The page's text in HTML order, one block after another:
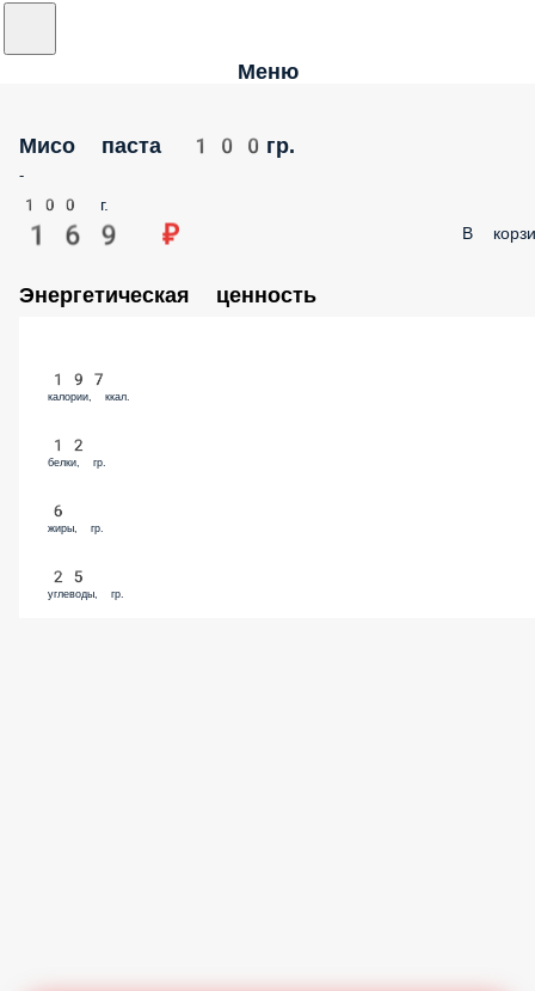
Меню
Мисо паста 100гр.
-
100 г.
169 ₽ В
Энергетическая ценность
197
калории, ккал.
12
белки, гр.
6
жиры, гр.
25
углеводы, гр.